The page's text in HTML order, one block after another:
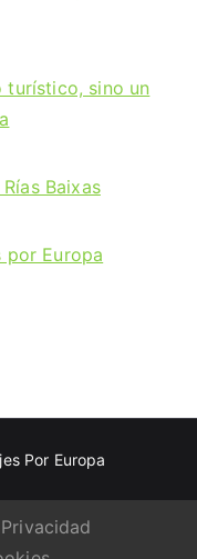
turístico, sino un
Baixas
por Europa
Por Europa